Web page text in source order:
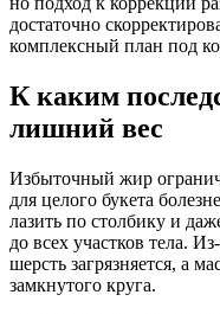
достаточно
комплексный план под
К каким
лишний вес
Избыточный жир
для целого букета
лазить по столбику и
до всех участков тела.
шерсть загрязняется, а
замкнутого круга.